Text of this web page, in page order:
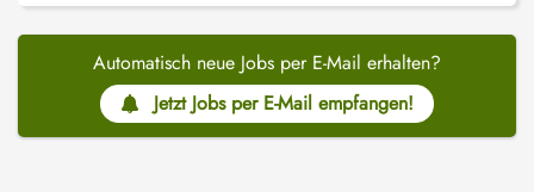
Automatisch neue Jobs per E-Mail erhalten?
Jetzt Jobs per E-Mail empfangen!